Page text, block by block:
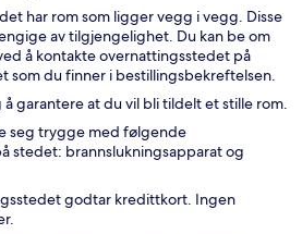
har rom som ligger vegg i vegg. Disse
av tilgjengelighet. Du kan be om
å kontakte overnattingsstedet på
som du finner i bestillingsbekreftelsen.
å garantere at du vil bli tildelt et stille rom.
seg trygge med følgende
stedet: brannslukningsapparat og
godtar kredittkort. Ingen